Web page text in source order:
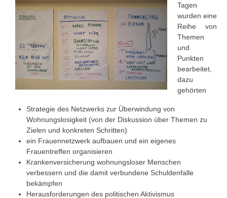
Tagen
wurden eine
Reihe von
Themen
und
Punkten
bearbeitet,
dazu
gehörten
Strategie des Netzwerks zur Überwindung von
Wohnungslosigkeit (von der Diskussion über Themen zu
Zielen und konkreten Schritten)
ein Frauennetzwerk aufbauen und ein eigenes
Frauentreffen organisieren
Krankenversicherung wohnungsloser Menschen
verbessern und die damit verbundene Schuldenfalle
bekämpfen
Herausforderungen des politischen Aktivismus